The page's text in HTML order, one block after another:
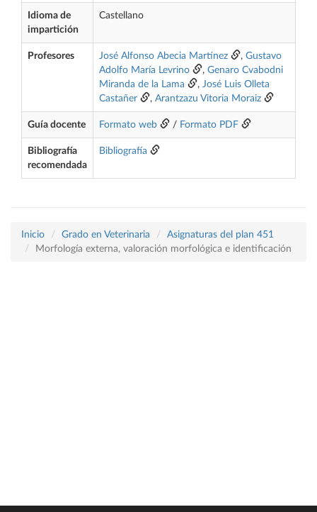
Idioma de
impartición
Castellano
Profesores José Alfonso Abecia Martínez , Gustavo
Adolfo María Levrino
, Genaro Cvabodni
Miranda de la Lama
, José Luis Olleta
Castañer
, Arantzazu Vitoria Moraiz
Guía docente Formato web / Formato PDF
Bibliografía
recomendada
Bibliografía
Inicio Grado en Veterinaria
Asignaturas del plan 451
Morfología externa, valoración morfológica e identificación